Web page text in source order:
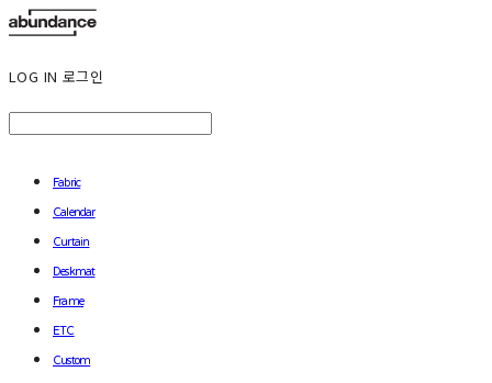
LOG IN 로그인
Fabric
Calendar
Curtain
Deskmat
Frame
ETC
Custom